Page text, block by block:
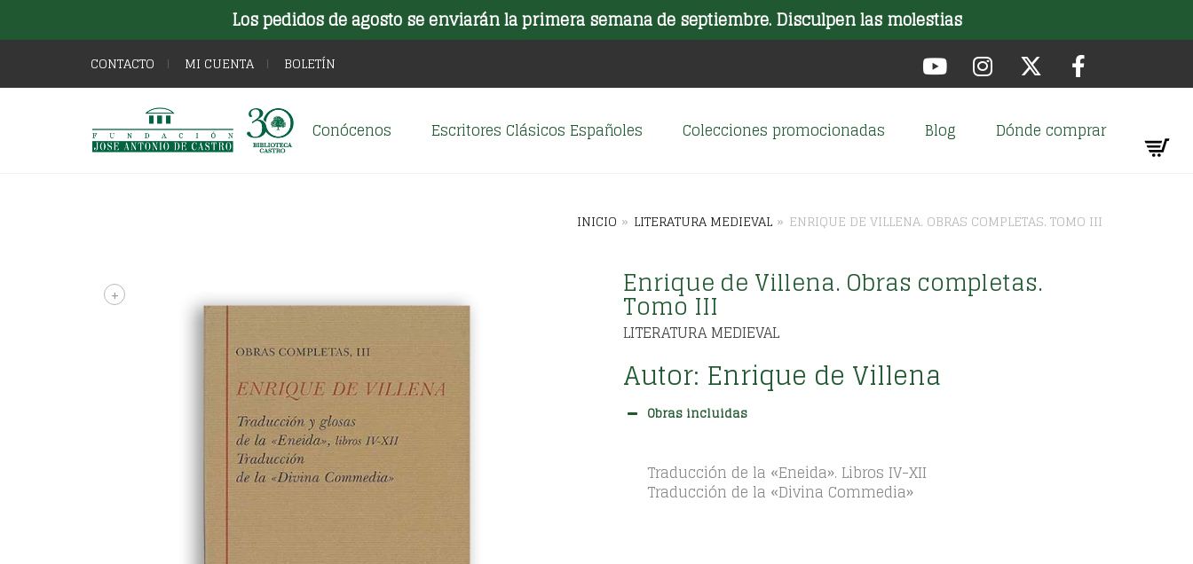
Los pedidos de agosto se enviarán la primera semana de septiembre. Disculpen las molestias
CONTACTO MI CUENTA BOLETÍN
Conócenos Escritores Clásicos Españoles Colecciones promocionadas Blog Dónde comprar
INICIO » LITERATURA MEDIEVAL » ENRIQUE DE VILLENA. OBRAS COMPLETAS. TOMO III
+ Enrique de Villena. Obras completas.
Tomo III
LITERATURA MEDIEVAL
Autor: Enrique de Villena
Obras incluidas
Traducción de la «Eneida». Libros IV-XII
Traducción de la «Divina Commedia»